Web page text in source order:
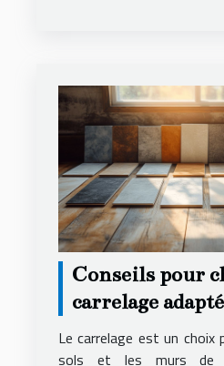
Conseils pour
carrelage
espace de
Le carrelage est un choix
sols et les murs de